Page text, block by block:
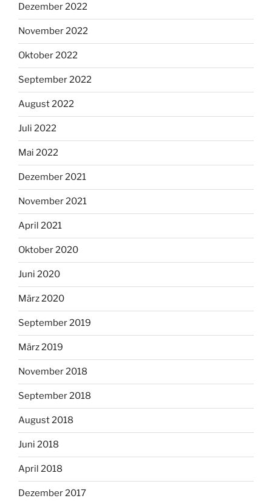
Dezember 2022
November 2022
Oktober 2022
September 2022
August 2022
Juli 2022
Mai 2022
Dezember 2021
November 2021
April 2021
Oktober 2020
Juni 2020
März 2020
September 2019
März 2019
November 2018
September 2018
August 2018
Juni 2018
April 2018
Dezember 2017